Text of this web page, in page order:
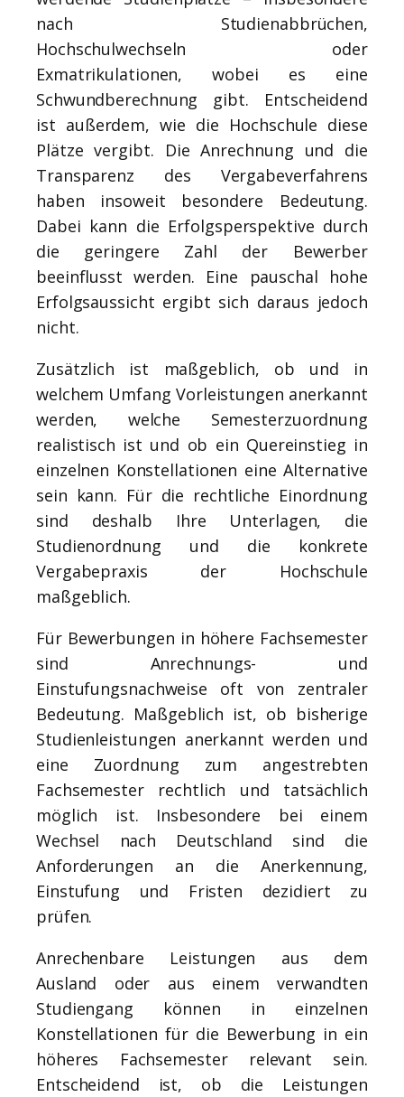
nach Studienabbrüchen,
Hochschulwechseln oder
Exmatrikulationen, wobei es eine
Schwundberechnung gibt. Entscheidend
ist außerdem, wie die Hochschule diese
Plätze vergibt. Die Anrechnung und die
Transparenz des Vergabeverfahrens
haben insoweit besondere Bedeutung.
Dabei kann die Erfolgsperspektive durch
die geringere Zahl der Bewerber
beeinflusst werden. Eine pauschal hohe
Erfolgsaussicht ergibt sich daraus jedoch
nicht.
Zusätzlich ist maßgeblich, ob und in
welchem Umfang Vorleistungen anerkannt
werden, welche Semesterzuordnung
realistisch ist und ob ein Quereinstieg in
einzelnen Konstellationen eine Alternative
sein kann. Für die rechtliche Einordnung
sind deshalb Ihre Unterlagen, die
Studienordnung und die konkrete
Vergabepraxis der Hochschule
maßgeblich.
Für Bewerbungen in höhere Fachsemester
sind Anrechnungs- und
Einstufungsnachweise oft von zentraler
Bedeutung. Maßgeblich ist, ob bisherige
Studienleistungen anerkannt werden und
eine Zuordnung zum angestrebten
Fachsemester rechtlich und tatsächlich
möglich ist. Insbesondere bei einem
Wechsel nach Deutschland sind die
Anforderungen an die Anerkennung,
Einstufung und Fristen dezidiert zu
prüfen.
Anrechenbare Leistungen aus dem
Ausland oder aus einem verwandten
Studiengang können in einzelnen
Konstellationen für die Bewerbung in ein
höheres Fachsemester relevant sein.
Entscheidend ist, ob die Leistungen